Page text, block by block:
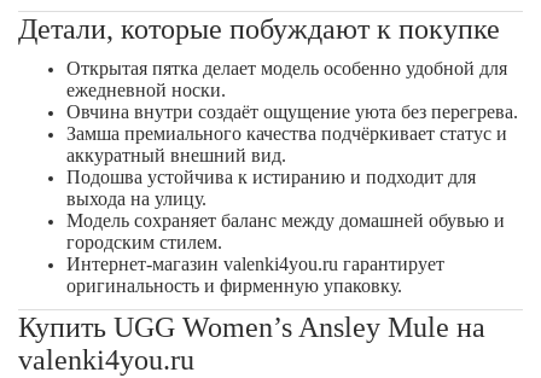
Детали, которые побуждают к покупке
Открытая пятка делает модель особенно удобной для
ежедневной носки.
Овчина внутри создаёт ощущение уюта без перегрева.
Замша премиального качества подчёркивает статус и
аккуратный внешний вид.
Подошва устойчива к истиранию и подходит для
выхода на улицу.
Модель сохраняет баланс между домашней обувью и
городским стилем.
Интернет-магазин valenki4you.ru гарантирует
оригинальность и фирменную упаковку.
Купить UGG Women’s Ansley Mule на
valenki4you.ru